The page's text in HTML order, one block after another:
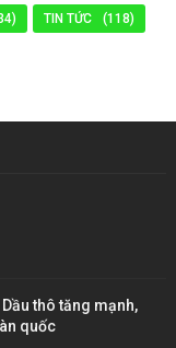
TIN TỨC (118)
thô tăng mạnh,
quốc